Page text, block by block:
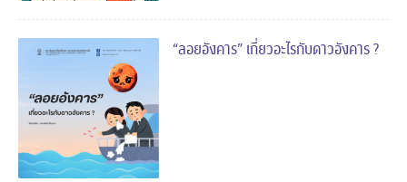
“ลอยอังคาร” เกี่ยวอะไรกับดาวอังคาร ?